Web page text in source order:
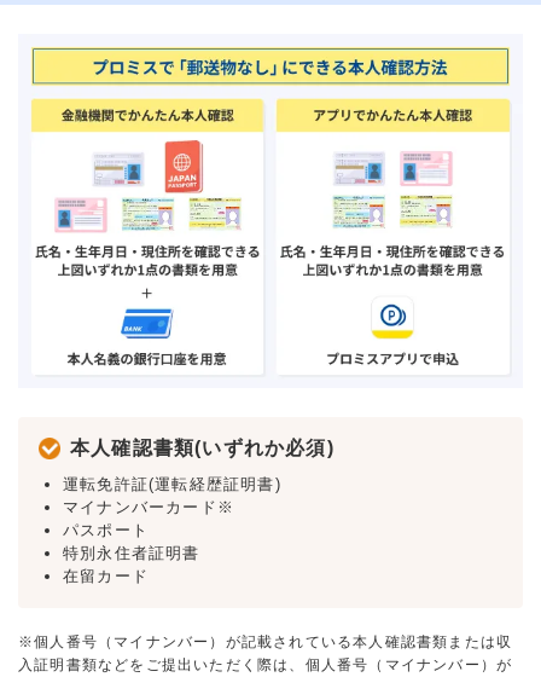
本人確認書類(いずれか必須)
運転免許証(運転経歴証明書)
マイナンバーカード※
パスポート
特別永住者証明書
在留カード
※個人番号（マイナンバー）が記載されている本人確認書類または収
入証明書類などをご提出いただく際は、個人番号（マイナンバー）が